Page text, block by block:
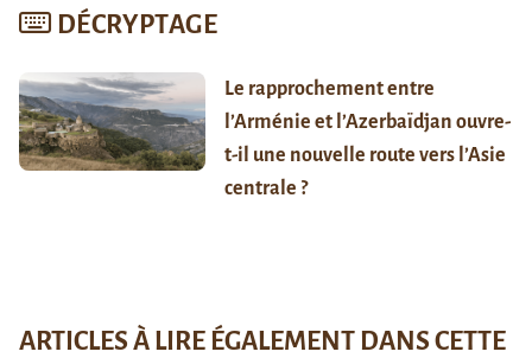
DÉCRYPTAGE
Le rapprochement entre
l’Arménie et l’Azerbaïdjan ouvre-
t-il une nouvelle route vers l’Asie
centrale ?
ARTICLES À LIRE ÉGALEMENT DANS CETTE